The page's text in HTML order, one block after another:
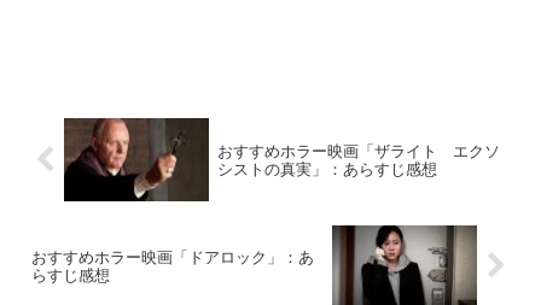
おすすめホラー映画「ザライト エクソ
シストの真実」：あらすじ感想
おすすめホラー映画「ドアロック」：あ
らすじ感想